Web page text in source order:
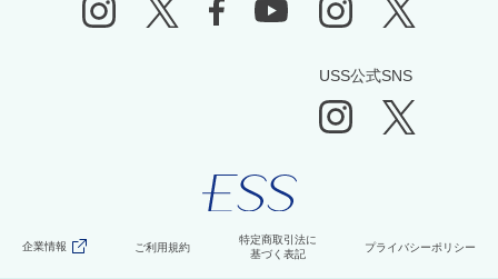
USS公式SNS
企業情報 ご利用規約
特定商取引法に
基づく表記
プライバシーポリシー